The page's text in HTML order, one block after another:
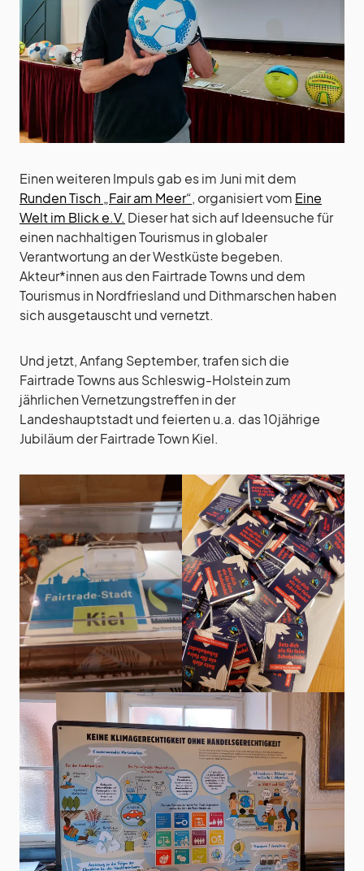
Einen weiteren Impuls gab es im Juni mit dem
Runden Tisch „Fair am Meer“, organisiert vom Eine
Welt im Blick e.V. Dieser hat sich auf Ideensuche für
einen nachhaltigen Tourismus in globaler
Verantwortung an der Westküste begeben.
Akteur*innen aus den Fairtrade Towns und dem
Tourismus in Nordfriesland und Dithmarschen haben
sich ausgetauscht und vernetzt.
Und jetzt, Anfang September, trafen sich die
Fairtrade Towns aus Schleswig-Holstein zum
jährlichen Vernetzungstreffen in der
Landeshauptstadt und feierten u.a. das 10jährige
Jubiläum der Fairtrade Town Kiel.